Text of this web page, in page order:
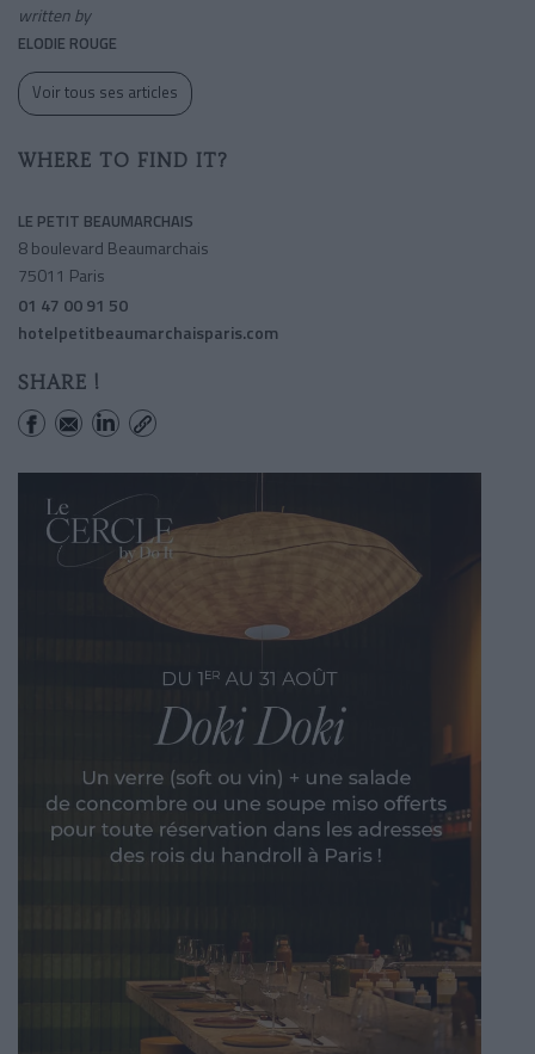
written by
ELODIE ROUGE
Voir tous ses articles
WHERE TO FIND IT?
LE PETIT BEAUMARCHAIS
8 boulevard Beaumarchais
75011 Paris
01 47 00 91 50
hotelpetitbeaumarchaisparis.com
SHARE !